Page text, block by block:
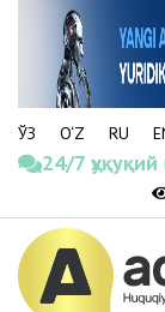
ЎЗ O‘Z RU
24/7 ҳуқуқий